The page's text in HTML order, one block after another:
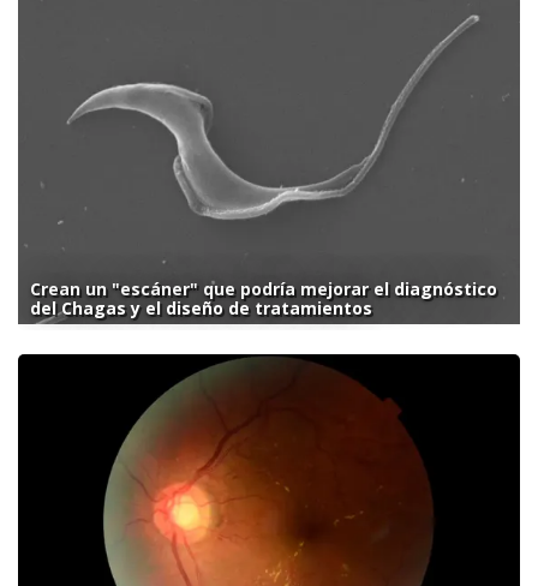
Crean un "escáner" que podría mejorar el diagnóstico
del Chagas y el diseño de tratamientos